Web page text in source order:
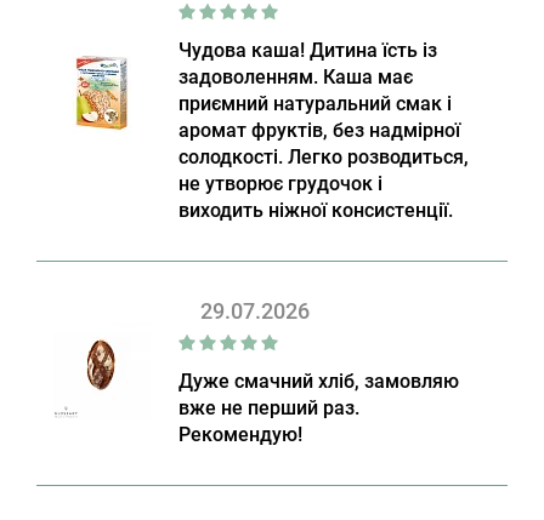
Чудова каша! Дитина їсть із
задоволенням. Каша має
приємний натуральний смак і
аромат фруктів, без надмірної
солодкості. Легко розводиться,
не утворює грудочок і
виходить ніжної консистенції.
29.07.2026
Дуже смачний хліб, замовляю
вже не перший раз.
Рекомендую!